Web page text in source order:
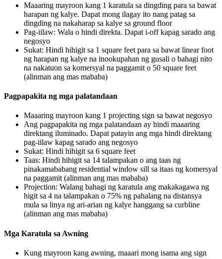
Maaaring mayroon kang 1 karatula sa dingding para sa bawat
harapan ng kalye. Dapat mong ilagay ito nang patag sa
dingding na nakaharap sa kalye sa ground floor
Pag-iilaw: Wala o hindi direkta. Dapat i-off kapag sarado ang
negosyo
Sukat: Hindi hihigit sa 1 square feet para sa bawat linear foot
ng harapan ng kalye na inookupahan ng gusali o bahagi nito
na nakatuon sa komersyal na paggamit o 50 square feet
(alinman ang mas mababa)
Pagpapakita ng mga palatandaan
Maaaring mayroon kang 1 projecting sign sa bawat negosyo
Ang pagpapakita ng mga palatandaan ay hindi maaaring
direktang iluminado. Dapat patayin ang mga hindi direktang
pag-iilaw kapag sarado ang negosyo
Sukat: Hindi hihigit sa 6 square feet
Taas: Hindi hihigit sa 14 talampakan o ang taas ng
pinakamababang residential window sill sa itaas ng komersyal
na paggamit (alinman ang mas mababa)
Projection: Walang bahagi ng karatula ang makakagawa ng
higit sa 4 na talampakan o 75% ng pahalang na distansya
mula sa linya ng ari-arian ng kalye hanggang sa curbline
(alinman ang mas mababa)
Mga Karatula sa Awning
Kung mayroon kang awning, maaari mong isama ang sign